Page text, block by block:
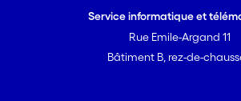
Service informatique et
Rue Emile-Argand 11
Bâtiment B, rez-de-